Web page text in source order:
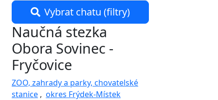
Vybrat chatu (filtry)
Naučná stezka
Obora Sovinec -
Fryčovice
ZOO, zahrady a parky, chovatelské
stanice , okres Frýdek-Místek